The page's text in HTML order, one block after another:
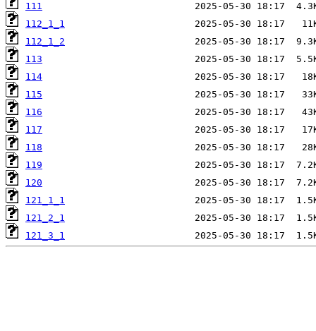
111
112_1_1
112_1_2
113
114
115
116
117
118
119
120
121_1_1
121_2_1
121_3_1